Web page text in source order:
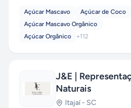
Açúcar Mascavo
Açúcar de Coco
Açúcar Mascavo Orgânico
Açúcar Orgânico
+112
J&E |
Naturais
Itajaí- SC